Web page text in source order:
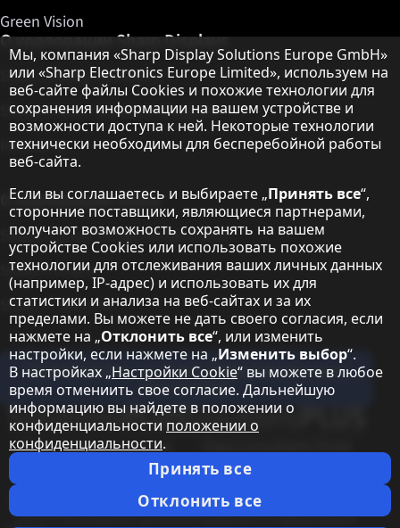
Green Vision
О корпорации Sharp Displays
Sharp Display Solutions
Sharp Global Customer Program
Контакты
О корпорации Sharp
Sharp Europe (Sharp for Business)
Sharp Printers
Sharp IT Services
Подпишитесь на наши информационные
бюллетени
Our partner programmes
Our social media profiles
Sharp YouTube channel
Правовая информация
Политика конфиденциальностиНастройки Cookie
ОУЗТСВыходные данныеПравовая информация
Примечание о защите данных
Мы, компания «Sharp Display Solutions Europe GmbH»
или «Sharp Electronics Europe Limited», используем на
веб-сайте файлы Cookies и похожие технологии для
сохранения информации на вашем устройстве и
возможности доступа к ней. Некоторые технологии
технически необходимы для бесперебойной работы
веб-сайта.
Если вы соглашаетесь и выбираете „Принять все“,
сторонние поставщики, являющиеся партнерами,
получают возможность сохранять на вашем
устройстве Cookies или использовать похожие
технологии для отслеживания ваших личных данных
(например, IP-адрес) и использовать их для
статистики и анализа на веб-сайтах и за их
пределами. Вы можете не дать своего согласия, если
нажмете на „Отклонить все“, или изменить
настройки, если нажмете на „Изменить выбор“.
В настройках „Настройки Cookie“ вы можете в любое
время отмениить свое согласие. Дальнейшую
информацию вы найдете в положении о
конфиденциальности положении о
конфиденциальности.
Принять все
Отклонить все